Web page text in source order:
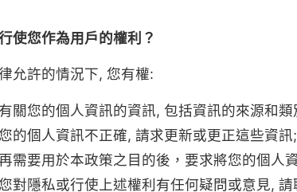
使您作為用戶的權利？
允許的情況下, 您有權:
關您的個人資訊的資訊, 包括資訊的來源和
的個人資訊不正確, 請求更新或更正這些資訊;
需要用於本政策之目的後，要求將您的個人
對隱私或行使上述權利有任何疑問或意見, 請